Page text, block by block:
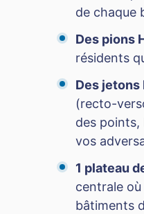
de chaque
Des pions
résidents
Des jetons
(recto-
des
vos
1 plateau
centrale où
bâtiments